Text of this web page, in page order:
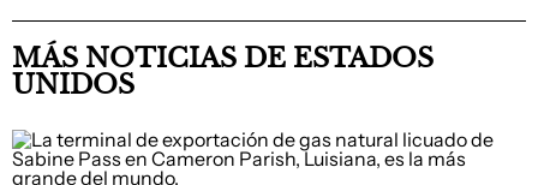
MÁS NOTICIAS DE ESTADOS
UNIDOS